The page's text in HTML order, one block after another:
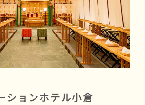
ションホテル小倉